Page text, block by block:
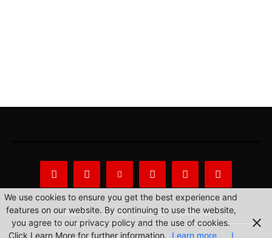
About Us Privacy Statement Contact us
We use cookies to ensure you get the best experience and
features on our website. By continuing to use the website,
you agree to our privacy policy and the use of cookies.
Click Learn More for further information. Learn more I